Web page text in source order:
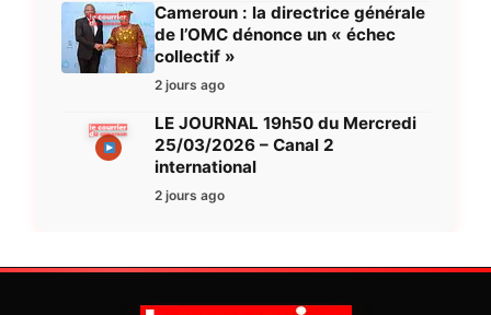
Cameroun : la directrice générale
de l’OMC dénonce un « échec
collectif »
2 jours ago
LE JOURNAL 19h50 du Mercredi
25/03/2026 – Canal 2
international
2 jours ago